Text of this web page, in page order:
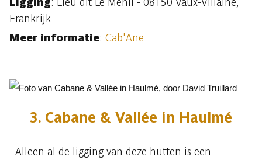
Frankrijk
Meer informatie: Cab'Ane
3. Cabane & Vallée in Haulmé
Alleen al de ligging van deze hutten is een